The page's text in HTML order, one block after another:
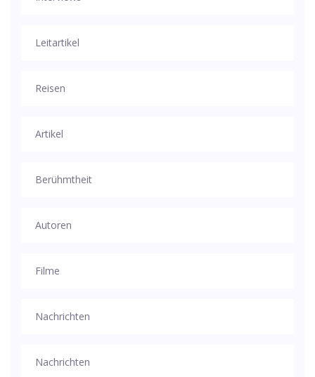
Leitartikel
Reisen
Artikel
Berühmtheit
Autoren
Filme
Nachrichten
Nachrichten